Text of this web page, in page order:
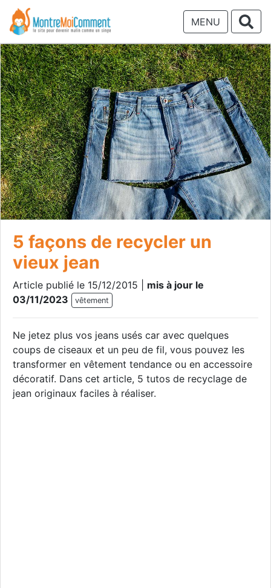
MENU
5 façons de recycler un
vieux jean
Article publié le 15/12/2015 | mis à jour le
03/11/2023
vêtement
Ne jetez plus vos jeans usés car avec quelques
coups de ciseaux et un peu de fil, vous pouvez les
transformer en vêtement tendance ou en accessoire
décoratif. Dans cet article, 5 tutos de recyclage de
jean originaux faciles à réaliser.